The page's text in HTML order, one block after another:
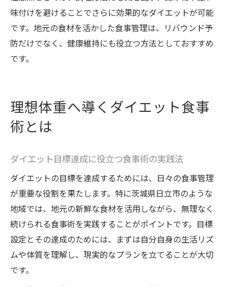
味付けを避けることでさらに効果的なダイエットが可能
です。地元の食材を活かした食事管理は、リバウンド予
防だけでなく、健康維持にも役立つ方法としておすすめ
です。
理想体重へ導くダイエット食事
術とは
ダイエット目標達成に役立つ食事術の実践法
ダイエットの目標を達成するためには、日々の食事管理
が重要な役割を果たします。特に茨城県日立市のような
地域では、地元の新鮮な食材を活用しながら、無理なく
続けられる食事術を実践することがポイントです。目標
設定とその達成のためには、まずは自分自身の生活リズ
ムや体質を理解し、現実的なプランを立てることが大切
です。